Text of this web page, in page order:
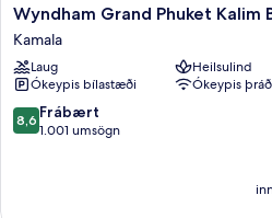
Wyndham
Grand
Phuket
Kalim
Bay
Kamala
Wyndham Grand Phuket Kalim
Kamala
Laug
Heilsulind
Ókeypis bílastæði
Ókeypis
8.6
af
8,6 Frábært
1.001 umsögn